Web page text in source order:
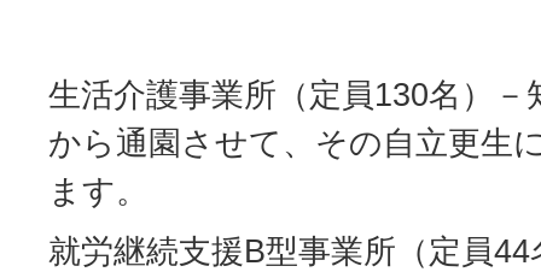
生活介護事業所（定員130名）－
から通園させて、その自立更生
ます。
就労継続支援B型事業所（定員